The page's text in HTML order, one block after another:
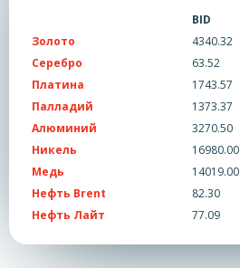
BID
Золото
4340.32
Серебро
63.52
Платина
1743.57
Палладий
1373.37
Алюминий
3270.50
Никель
16980.00
Медь
14019.00
Нефть Brent
82.30
Нефть Лайт
77.09